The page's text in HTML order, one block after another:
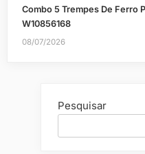
Combo 5 Trempes De Ferro
W10856168
08/07/2026
Pesquisar